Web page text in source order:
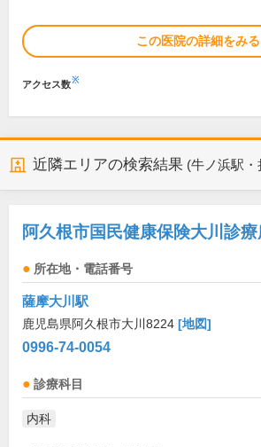
この医院の詳細をみる
アクセス数※
近隣エリアの検索結果 (牛ノ浜駅
阿久根市国民健康保険大川診療
所在地・電話番号
薩摩大川駅
鹿児島県阿久根市大川8224 [地図]
0996-74-0054
診療科目
内科